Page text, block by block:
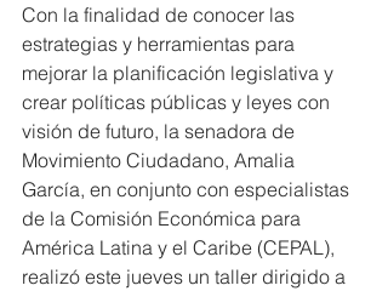
Con la finalidad de conocer las
estrategias y herramientas para
mejorar la planificación legislativa y
crear políticas públicas y leyes con
visión de futuro, la senadora de
Movimiento Ciudadano, Amalia
García, en conjunto con especialistas
de la Comisión Económica para
América Latina y el Caribe (CEPAL),
realizó este jueves un taller dirigido a